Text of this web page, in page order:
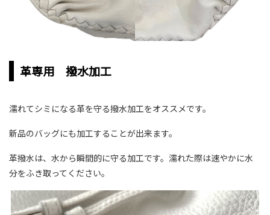
革専用 撥水加工
濡れてシミになる革を守る撥水加工をオススメです。
新品のバッグにも加工することが出来ます。
革撥水は、水から瞬間的に守る加工です。濡れた際は速やかに水
分をふき取ってください。